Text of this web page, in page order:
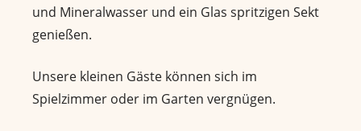
und Mineralwasser und ein Glas spritzigen Sekt
genießen.
Unsere kleinen Gäste können sich im
Spielzimmer oder im Garten vergnügen.